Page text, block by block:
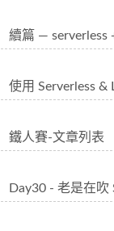
續篇 — serverless
使用 Serverless &
鐵人賽-文章列表
Day30 - 老是在吹